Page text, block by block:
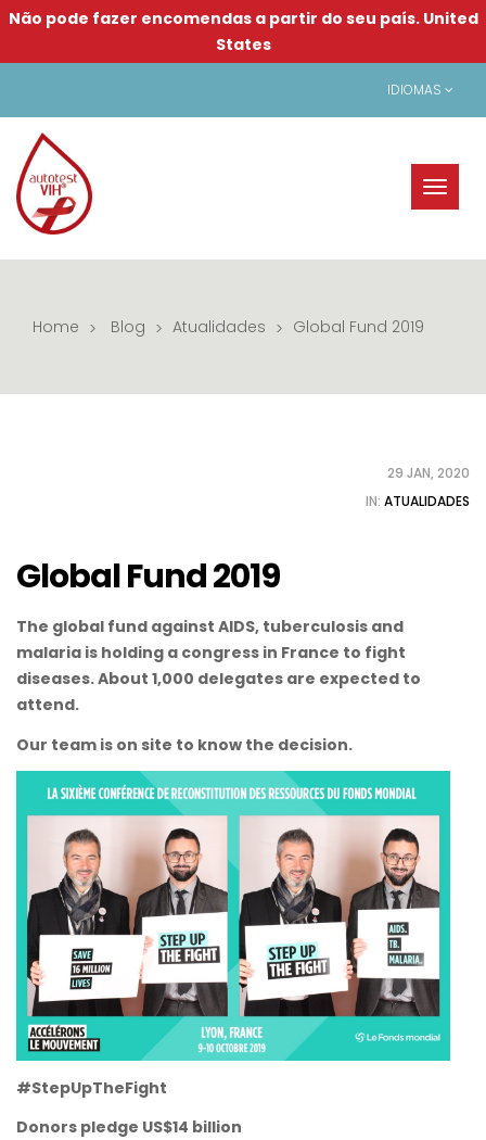
Não pode fazer encomendas a partir do seu país. United
States
IDIOMAS
Toggle
Home Blog Atualidades Global Fund 2019
29 JAN, 2020
IN: ATUALIDADES
Global Fund 2019
The global fund against AIDS, tuberculosis and
malaria is holding a congress in France to fight
diseases. About 1,000 delegates are expected to
attend.
Our team is on site to know the decision.
#StepUpTheFight
Donors pledge US$14 billion